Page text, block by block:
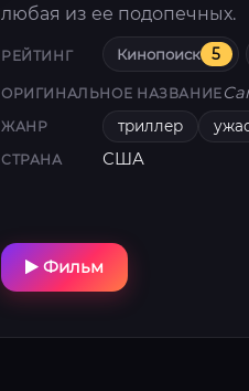
любая из ее подопечных.
РЕЙТИНГ Кинопоиск 5
ОРИГИНАЛЬНОЕ НАЗВАНИЕ
ЖАНР триллер
СТРАНА США
Фильм